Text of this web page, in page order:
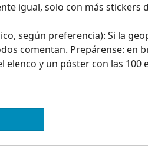
igual, solo con más stickers
según preferencia): Si la
comentan. Prepárense: en
elenco y un póster con las